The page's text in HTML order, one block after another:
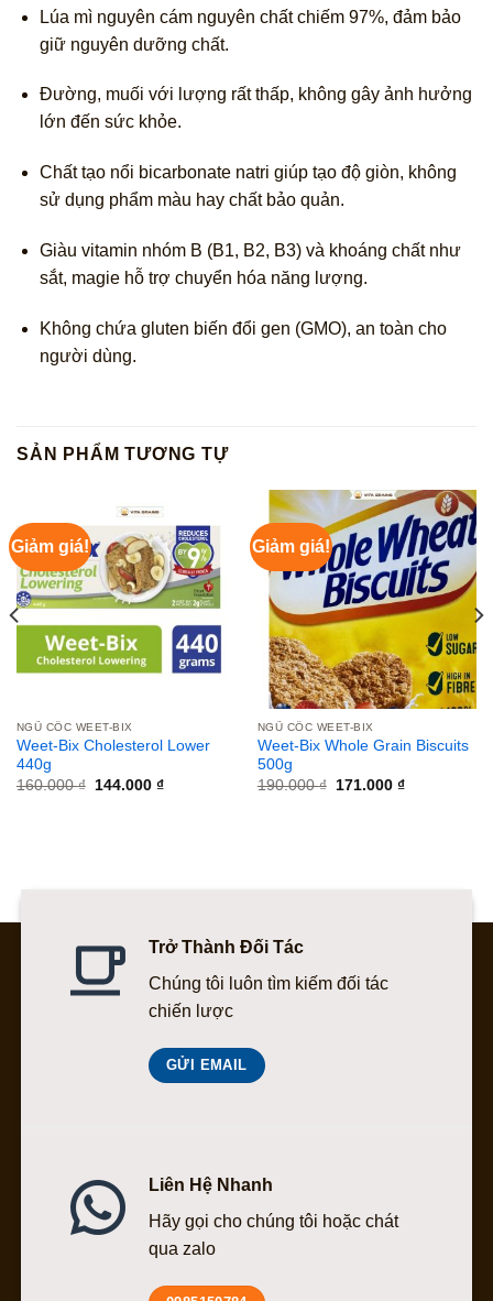
Lúa mì nguyên cám nguyên chất chiếm 97%, đảm bảo
giữ nguyên dưỡng chất.
Đường, muối với lượng rất thấp, không gây ảnh hưởng
lớn đến sức khỏe.
Chất tạo nổi bicarbonate natri giúp tạo độ giòn, không
sử dụng phẩm màu hay chất bảo quản.
Giàu vitamin nhóm B (B1, B2, B3) và khoáng chất như
sắt, magie hỗ trợ chuyển hóa năng lượng.
Không chứa gluten biến đổi gen (GMO), an toàn cho
người dùng.
SẢN PHẨM TƯƠNG TỰ
Giảm giá!
NGŨ CỐC WEET-BIX
Weet‑Bix Cholesterol Lower
440g
160.000₫
Giá
144.000 ₫Giá
Giảm giá!
NGŨ CỐC WEET-BIX
Weet‑Bix Whole Grain Biscuits
500g
190.000₫
Giá
171.000 ₫Giá
Trở Thành Đối Tác
Chúng tôi luôn tìm kiếm đối tác
chiến lược
GỬI EMAIL
Liên Hệ Nhanh
Hãy gọi cho chúng tôi hoặc chát
qua zalo